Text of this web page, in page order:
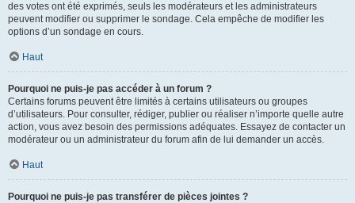
des votes ont été exprimés, seuls les modérateurs et les administrateurs
peuvent modifier ou supprimer le sondage. Cela empêche de modifier les
options d’un sondage en cours.
Haut
Pourquoi ne puis-je pas accéder à un forum ?
Certains forums peuvent être limités à certains utilisateurs ou groupes
d’utilisateurs. Pour consulter, rédiger, publier ou réaliser n’importe quelle autre
action, vous avez besoin des permissions adéquates. Essayez de contacter un
modérateur ou un administrateur du forum afin de lui demander un accès.
Haut
Pourquoi ne puis-je pas transférer de pièces jointes ?